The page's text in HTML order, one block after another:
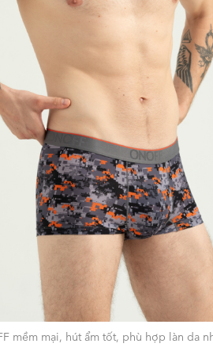
mềm mại, hút ẩm tốt, phù hợp làn da